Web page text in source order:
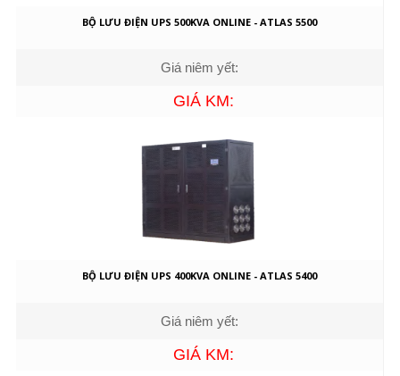
BỘ LƯU ĐIỆN UPS 500KVA ONLINE - ATLAS 5500
Giá niêm yết:
GIÁ KM:
BỘ LƯU ĐIỆN UPS 400KVA ONLINE - ATLAS 5400
Giá niêm yết:
GIÁ KM: